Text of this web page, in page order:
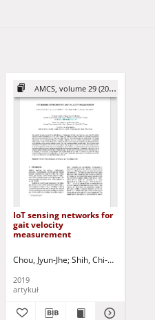
Moczulska, Marta - red.
AMCS, volume 29 (2019)
IoT sensing networks for
gait velocity
measurement
Chou, Jyun-Jhe Shih, Chi-Sheng
2019
artykuł